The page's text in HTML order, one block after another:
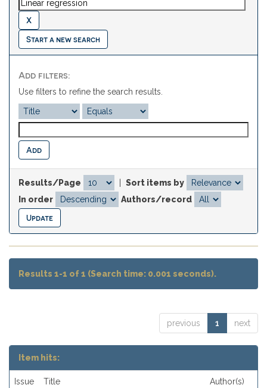
Start a new search
Add filters:
Use filters to refine the search results.
Results/Page
Sort items by
In order
Authors/record
Results 1-1 of 1 (Search time: 0.001 seconds).
previous 1 next
Item hits:
Issue
Title Author(s)